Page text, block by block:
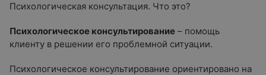
Психологическая консультация. Что это?
Психологическое консультирование – помощь
клиенту в решении его проблемной ситуации.
Психологическое консультирование ориентировано на